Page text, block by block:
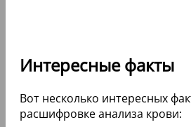
Интересные факты
Вот несколько интересных
расшифровке анализа крови: